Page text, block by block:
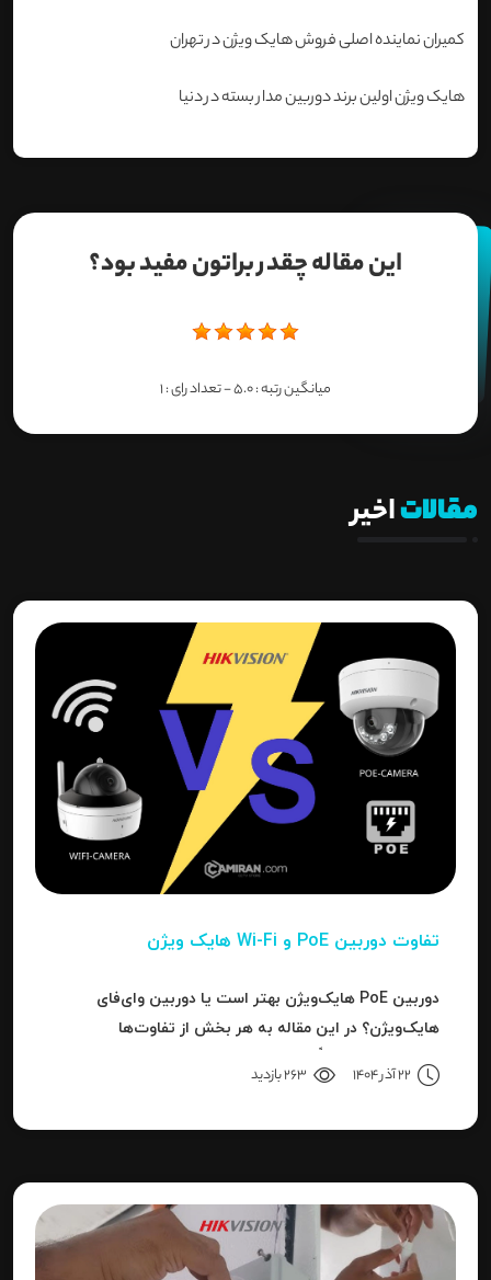
کمیران نماینده اصلی فروش هایک ویژن در تهران
هایک ویژن اولین برند دوربین مدار بسته در دنیا
این مقاله چقدر براتون مفید بود؟
میانگین رتبه :5.0- تعداد رای :1
مقالاتاخیر
تفاوت دوربین PoE و Wi-Fi هایک‌ ویژن
دوربین PoE هایک‌ویژن بهتر است یا دوربین وای‌فای
هایک‌ویژن؟ در این مقاله به هر بخش از تفاوت‌ها
بهترین انتخاب است.
22 آذر 1404 263 بازدید